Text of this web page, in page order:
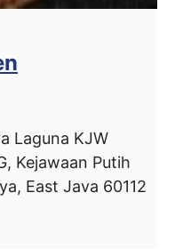
Laguna KJW
Kejawaan Putih
East Java 60112